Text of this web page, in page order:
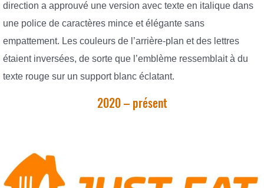
direction a approuvé une version avec texte en italique dans
une police de caractères mince et élégante sans
empattement. Les couleurs de l’arrière-plan et des lettres
étaient inversées, de sorte que l’emblème ressemblait à du
texte rouge sur un support blanc éclatant.
2020 – présent